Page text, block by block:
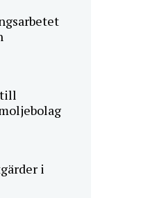
till
i